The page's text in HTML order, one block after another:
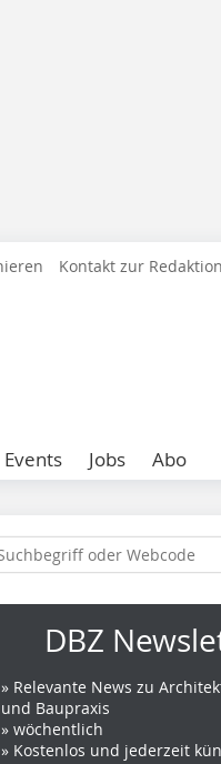
Kontakt zur Redaktion
Events Jobs Abo
DBZ
» Relevante News zu
und Baupraxis
» wöchentlich
» Kostenlos und jederzeit